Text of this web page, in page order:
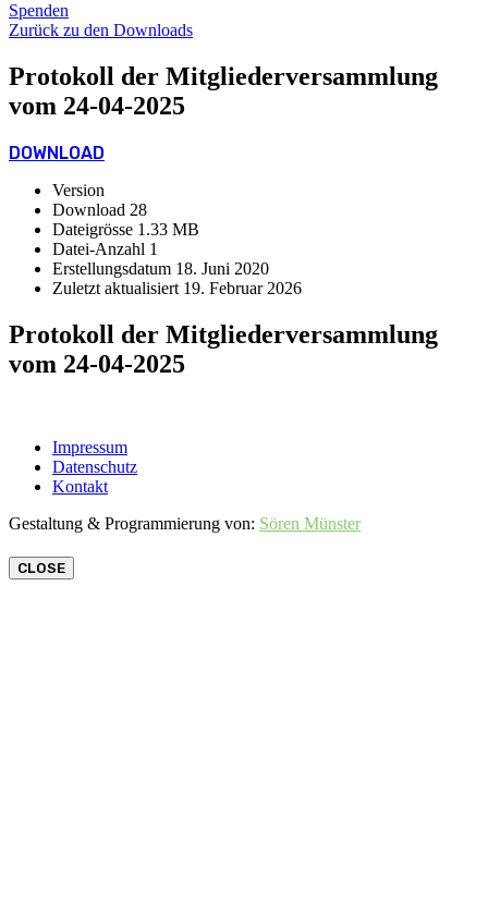
Spenden
Zurück zu den Downloads
Protokoll der Mitgliederversammlung
vom 24-04-2025
DOWNLOAD
Version
Download 28
Dateigrösse 1.33 MB
Datei-Anzahl 1
Erstellungsdatum 18. Juni 2020
Zuletzt aktualisiert 19. Februar 2026
Protokoll der Mitgliederversammlung
vom 24-04-2025
Impressum
Datenschutz
Kontakt
Gestaltung & Programmierung von: Sören Münster
CLOSE